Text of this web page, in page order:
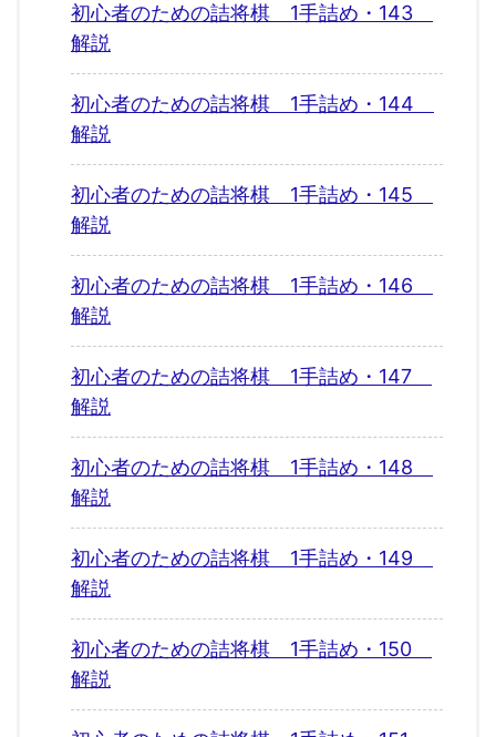
初心者のための詰将棋 1手詰め・143
解説
初心者のための詰将棋 1手詰め・144
解説
初心者のための詰将棋 1手詰め・145
解説
初心者のための詰将棋 1手詰め・146
解説
初心者のための詰将棋 1手詰め・147
解説
初心者のための詰将棋 1手詰め・148
解説
初心者のための詰将棋 1手詰め・149
解説
初心者のための詰将棋 1手詰め・150
解説